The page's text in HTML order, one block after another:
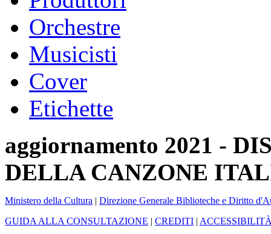
Orchestre
Musicisti
Cover
Etichette
aggiornamento 2021 -
DELLA CANZONE
Ministero della Cultura | Direzione Generale Biblioteche e Diritto
GUIDA ALLA CONSULTAZIONE | CREDITI |